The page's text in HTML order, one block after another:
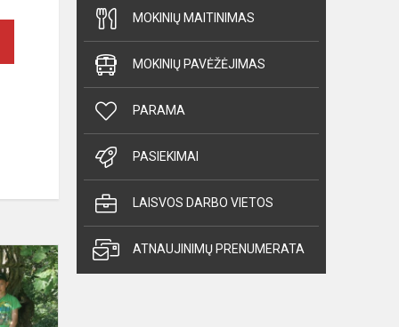
Antra
stovyklos
diena
MOKINIŲ MAITINIMAS
MOKINIŲ PAVĖŽĖJIMAS
PARAMA
PASIEKIMAI
LAISVOS DARBO VIETOS
ATNAUJINIMŲ PRENUMERATA